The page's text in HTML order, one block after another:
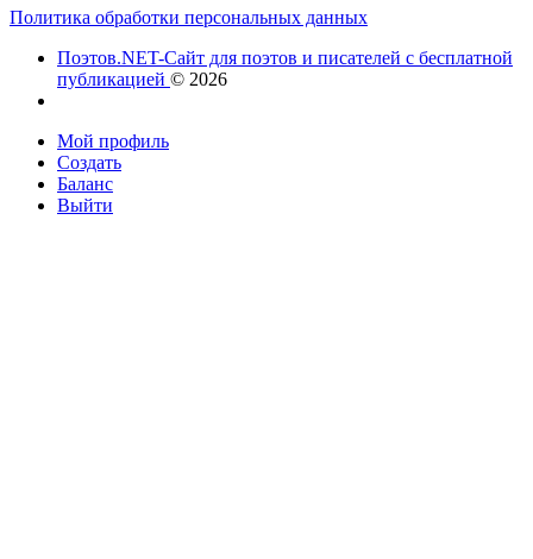
Политика обработки персональных данных
Поэтов.NET-Сайт для поэтов и писателей с бесплатной
публикацией © 2026
Мой профиль
Создать
Баланс
Выйти